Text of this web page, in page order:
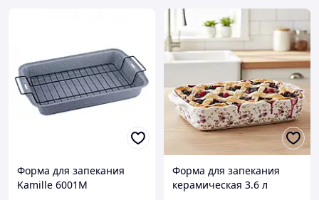
Форма для запекания
Kamille 6001М
Форма для запекания
керамическая 3.6 л